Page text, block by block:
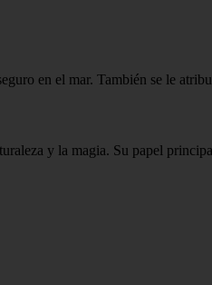
en el mar. También se le
y la magia. Su papel